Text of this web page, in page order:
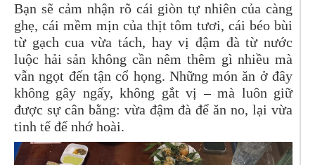
Bạn sẽ cảm nhận rõ cái giòn tự nhiên của càng
ghẹ, cái mềm mịn của thịt tôm tươi, cái béo bùi
từ gạch cua vừa tách, hay vị đậm đà từ nước
luộc hải sản không cần nêm thêm gì nhiều mà
vẫn ngọt đến tận cổ họng. Những món ăn ở đây
không gây ngấy, không gắt vị – mà luôn giữ
được sự cân bằng: vừa đậm đà để ăn no, lại vừa
tinh tế để nhớ hoài.